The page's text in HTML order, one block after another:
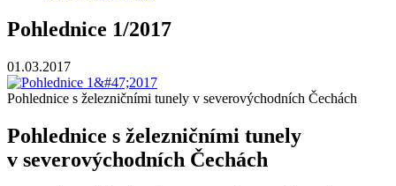
Pohlednice 1/2017
01.03.2017
Pohlednice s železničními tunely v severovýchodních Čechách
Pohlednice s železničními tunely
v severovýchodních Čechách